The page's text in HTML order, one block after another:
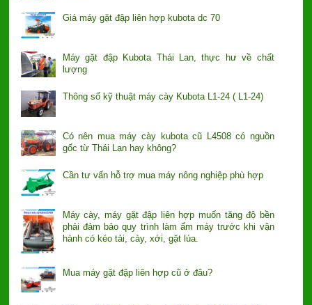
Giá máy gặt đập liên hợp kubota dc 70
Máy gặt đập Kubota Thái Lan, thực hư về chất
lượng
Thông số kỹ thuật máy cày Kubota L1-24 ( L1-24)
Có nên mua máy cày kubota cũ L4508 có nguồn
gốc từ Thái Lan hay không?
Cần tư vấn hỗ trợ mua máy nông nghiệp phù hợp
Máy cày, máy gặt đập liên hợp muốn tăng độ bền
phải đảm bảo quy trình làm ấm máy trước khi vận
hành có kéo tải, cày, xới, gặt lúa.
Mua máy gặt đập liên hợp cũ ở đâu?